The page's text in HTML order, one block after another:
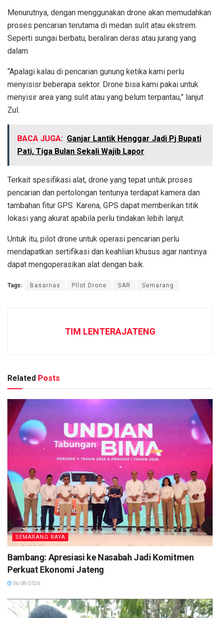
Menurutnya, dengan menggunakan drone akan memudahkan
proses pencarian terutama di medan sulit atau ekstrem.
Seperti sungai berbatu, beraliran deras atau jurang yang
dalam.
“Apalagi kalau di pencarian gunung ketika kami perlu
menyisisr beberapa sektor. Drone bisa kami pakai untuk
menyisir area yang sulit atau yang belum terpantau,” lanjut
Zul.
BACA JUGA: Ganjar Lantik Henggar Jadi Pj Bupati
Pati, Tiga Bulan Sekali Wajib Lapor
Terkait spesifikasi alat, drone yang tepat untuk proses
pencarian dan pertolongan tentunya terdapat kamera dan
tambahan fitur GPS. Karena, GPS dapat memberikan titik
lokasi yang akurat apabila perlu tindakan lebih lanjut.
Untuk itu, pilot drone untuk operasi pencarian perlu
mendapatkan sertifikasi dan keahlian khusus agar nantinya
dapat mengoperasikan alat dengan baik.
Tags: Basarnas PIlot Drone SAR Semarang
TIM LENTERAJATENG
Related Posts
SEMARANG RAYA
Bambang: Apresiasi ke Nasabah Jadi Komitmen
Perkuat Ekonomi Jateng
06/08/2026